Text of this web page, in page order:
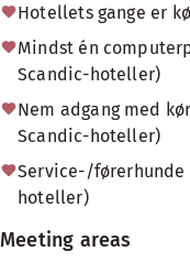
Hotellets gange er
Mindst én
Scandic-hoteller)
Nem adgang med
Scandic-hoteller)
Service-/
hoteller)
Meeting areas